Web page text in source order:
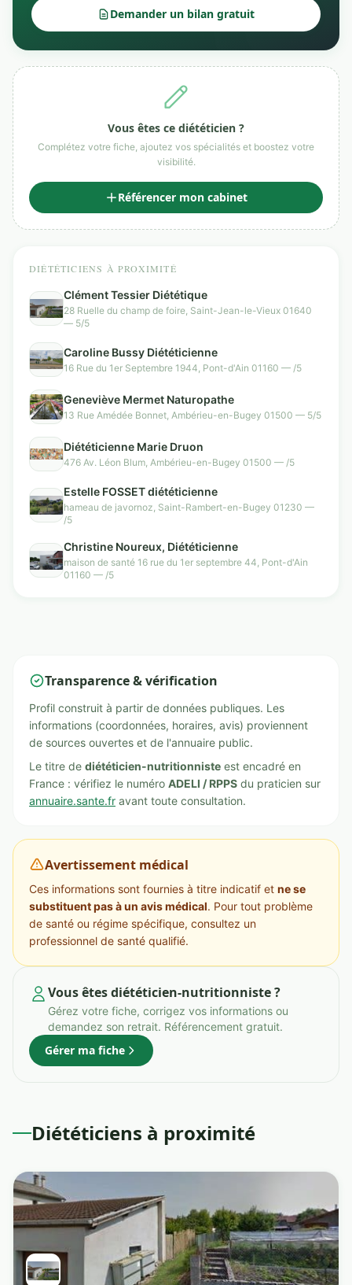
Demander un bilan gratuit
Vous êtes ce diététicien ?
Complétez votre fiche, ajoutez vos spécialités et boostez votre
visibilité.
Référencer mon cabinet
DIÉTÉTICIENS À PROXIMITÉ
Clément Tessier Diététique
28 Ruelle du champ de foire, Saint-Jean-le-Vieux 01640
— 5/5
Caroline Bussy Diététicienne
16 Rue du 1er Septembre 1944, Pont-d'Ain 01160 — /5
Geneviève Mermet Naturopathe
13 Rue Amédée Bonnet, Ambérieu-en-Bugey 01500 — 5/5
Diététicienne Marie Druon
476 Av. Léon Blum, Ambérieu-en-Bugey 01500 — /5
Estelle FOSSET diététicienne
hameau de javornoz, Saint-Rambert-en-Bugey 01230 —
/5
Christine Noureux, Diététicienne
maison de santé 16 rue du 1er septembre 44, Pont-d'Ain
01160 — /5
Transparence & vérification
Profil construit à partir de données publiques. Les
informations (coordonnées, horaires, avis) proviennent
de sources ouvertes et de l'annuaire public.
Le titre de diététicien-nutritionniste est encadré en
France : vérifiez le numéro ADELI / RPPS du praticien sur
annuaire.sante.fr avant toute consultation.
Avertissement médical
Ces informations sont fournies à titre indicatif et ne se
substituent pas à un avis médical. Pour tout problème
de santé ou régime spécifique, consultez un
professionnel de santé qualifié.
Vous êtes diététicien-nutritionniste ?
Gérez votre fiche, corrigez vos informations ou
demandez son retrait. Référencement gratuit.
Gérer ma fiche
Diététiciens à proximité